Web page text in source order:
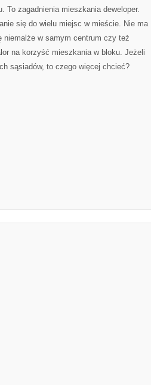
To zagadnienia mieszkania deweloper.
się do wielu miejsc w mieście. Nie ma
niemalże w samym centrum czy też
na korzyść mieszkania w bloku. Jeżeli
sąsiadów, to czego więcej chcieć?